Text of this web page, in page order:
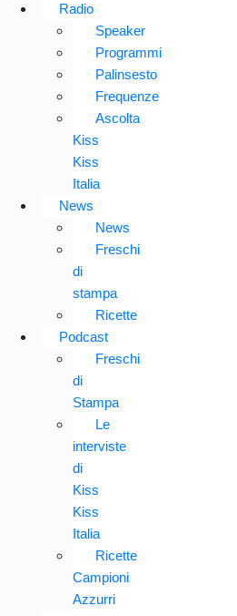
Radio
Speaker
Programmi
Palinsesto
Frequenze
Ascolta
Kiss
Kiss
Italia
News
News
Freschi
di
stampa
Ricette
Podcast
Freschi
di
Stampa
Le
interviste
di
Kiss
Kiss
Italia
Ricette
Campioni
Azzurri